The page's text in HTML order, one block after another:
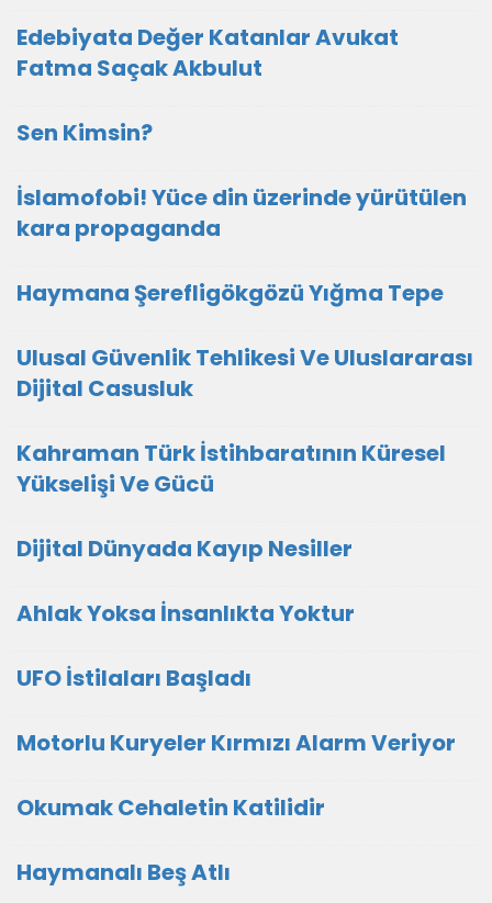
Edebiyata Değer Katanlar Avukat
Fatma Saçak Akbulut
Sen Kimsin?
İslamofobi! Yüce din üzerinde yürütülen
kara propaganda
Haymana Şerefligökgözü Yığma Tepe
Ulusal Güvenlik Tehlikesi Ve Uluslararası
Dijital Casusluk
Kahraman Türk İstihbaratının Küresel
Yükselişi Ve Gücü
Dijital Dünyada Kayıp Nesiller
Ahlak Yoksa İnsanlıkta Yoktur
UFO İstilaları Başladı
Motorlu Kuryeler Kırmızı Alarm Veriyor
Okumak Cehaletin Katilidir
Haymanalı Beş Atlı